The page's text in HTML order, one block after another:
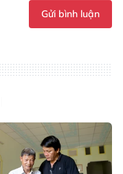
Gửi bình luận